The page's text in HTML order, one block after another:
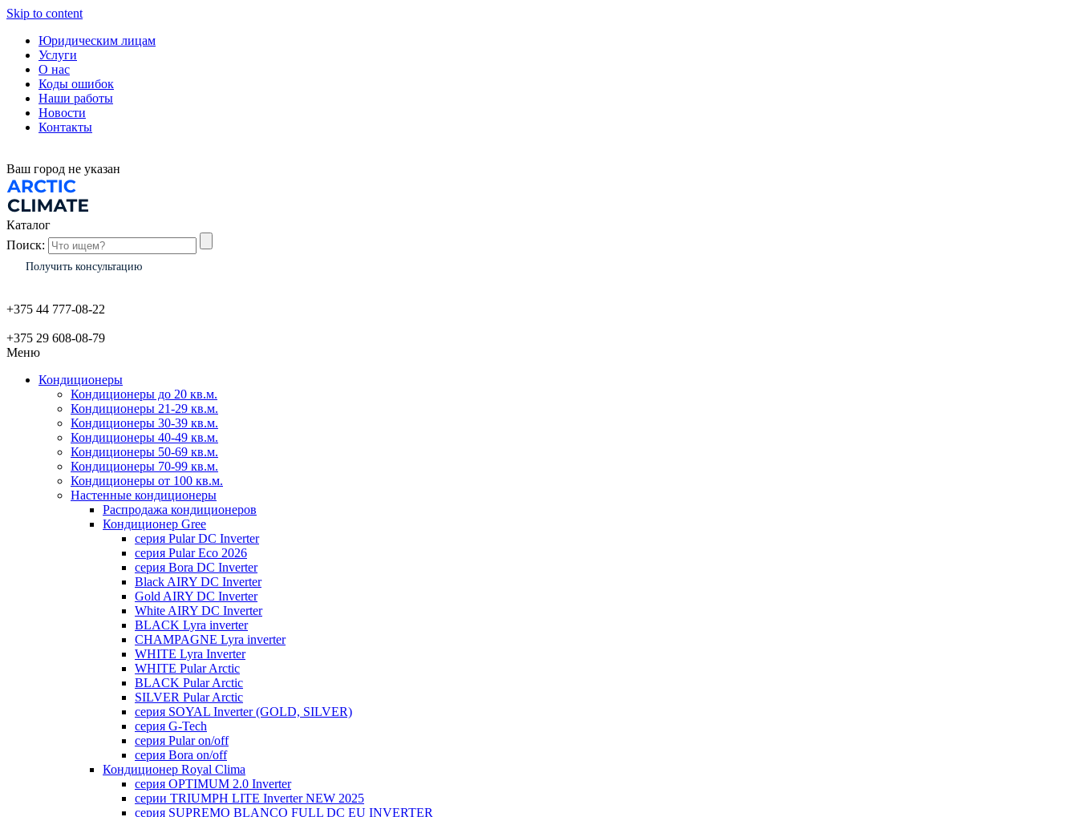
Skip to content
Юридическим лицам
Услуги
О нас
Коды ошибок
Наши работы
Новости
Контакты
Ваш город не указан
Каталог
Поиск:
Получить консультацию
+375 44 777-08-22
+375 29 608-08-79
Меню
Кондиционеры
Кондиционеры до 20 кв.м.
Кондиционеры 21-29 кв.м.
Кондиционеры 30-39 кв.м.
Кондиционеры 40-49 кв.м.
Кондиционеры 50-69 кв.м.
Кондиционеры 70-99 кв.м.
Кондиционеры от 100 кв.м.
Настенные кондиционеры
Распродажа кондиционеров
Кондиционер Gree
серия Pular DC Inverter
серия Pular Eco 2026
серия Bora DC Inverter
Black AIRY DC Inverter
Gold AIRY DC Inverter
White AIRY DC Inverter
BLACK Lyra inverter
CHAMPAGNE Lyra inverter
WHITE Lyra Inverter
WHITE Pular Arctic
BLACK Pular Arctic
SILVER Pular Arctic
серия SOYAL Inverter (GOLD, SILVER)
серия G-Tech
серия Pular on/off
серия Bora on/off
Кондиционер Royal Clima
серия OPTIMUM 2.0 Inverter
серии TRIUMPH LITE Inverter NEW 2025
серия SUPREMO BLANCO FULL DC EU INVERTER